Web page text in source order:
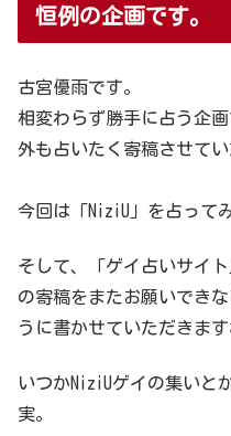
恒例の企画です。
古宮優雨です。
相変わらず勝手に占う企
外も占いたく寄稿させてい
今回は「NiziU」を占って
そして、「ゲイ占いサイ
の寄稿をまたお願いでき
うに書かせていただきます
いつかNiziUゲイの集いと
実。